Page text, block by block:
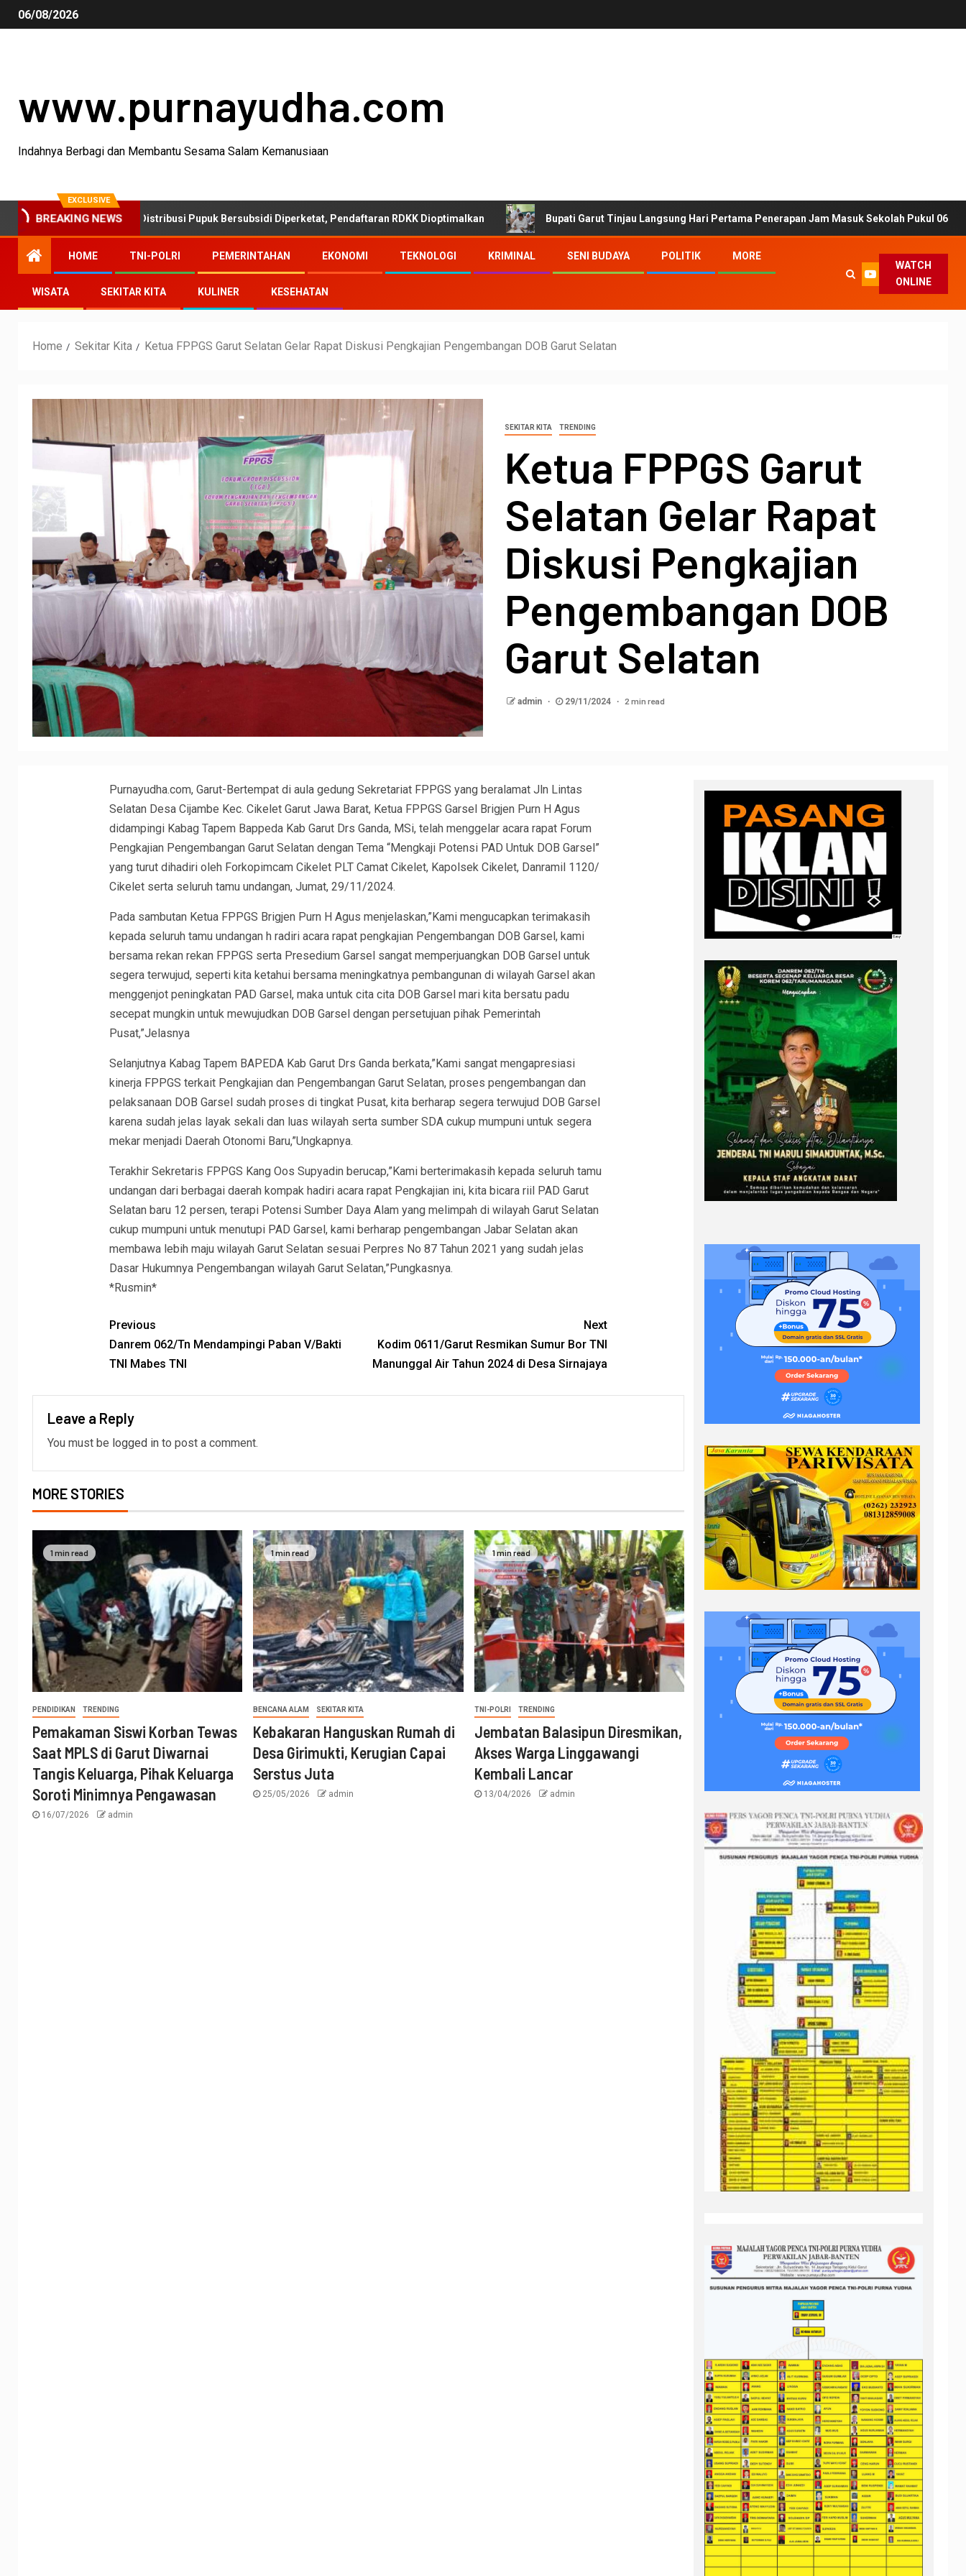
06/08/2026
www.purnayudha.com
Indahnya Berbagi dan Membantu Sesama Salam Kemanusiaan
EXCLUSIVE
BREAKING NEWS
Pengawasan Distribusi Pupuk Bersubsidi Diperketat, Pendaftaran RDKK Dioptimalkan Bupati Garut Tinjau Langsung Hari Pertama Penerapan Jam Masuk Sekolah Pukul 06.30 WIB
HOME TNI-POLRI PEMERINTAHAN EKONOMI TEKNOLOGI KRIMINAL SENI BUDAYA POLITIK MORE
WISATA SEKITAR KITA KULINER KESEHATAN
WATCH
ONLINE
Home Sekitar Kita Ketua FPPGS Garut Selatan Gelar Rapat Diskusi Pengkajian Pengembangan DOB Garut Selatan
SEKITAR KITA TRENDING
Ketua FPPGS Garut
Selatan Gelar Rapat
Diskusi Pengkajian
Pengembangan DOB
Garut Selatan
admin 29/11/2024 2 min read
Purnayudha.com, Garut-Bertempat di aula gedung Sekretariat FPPGS yang beralamat Jln Lintas
Selatan Desa Cijambe Kec. Cikelet Garut Jawa Barat, Ketua FPPGS Garsel Brigjen Purn H Agus
didampingi Kabag Tapem Bappeda Kab Garut Drs Ganda, MSi, telah menggelar acara rapat Forum
Pengkajian Pengembangan Garut Selatan dengan Tema “Mengkaji Potensi PAD Untuk DOB Garsel”
yang turut dihadiri oleh Forkopimcam Cikelet PLT Camat Cikelet, Kapolsek Cikelet, Danramil 1120/
Cikelet serta seluruh tamu undangan, Jumat, 29/11/2024.
Pada sambutan Ketua FPPGS Brigjen Purn H Agus menjelaskan,”Kami mengucapkan terimakasih
kepada seluruh tamu undangan h radiri acara rapat pengkajian Pengembangan DOB Garsel, kami
bersama rekan rekan FPPGS serta Presedium Garsel sangat memperjuangkan DOB Garsel untuk
segera terwujud, seperti kita ketahui bersama meningkatnya pembangunan di wilayah Garsel akan
menggenjot peningkatan PAD Garsel, maka untuk cita cita DOB Garsel mari kita bersatu padu
secepat mungkin untuk mewujudkan DOB Garsel dengan persetujuan pihak Pemerintah
Pusat,”Jelasnya
Selanjutnya Kabag Tapem BAPEDA Kab Garut Drs Ganda berkata,”Kami sangat mengapresiasi
kinerja FPPGS terkait Pengkajian dan Pengembangan Garut Selatan, proses pengembangan dan
pelaksanaan DOB Garsel sudah proses di tingkat Pusat, kita berharap segera terwujud DOB Garsel
karena sudah jelas layak sekali dan luas wilayah serta sumber SDA cukup mumpuni untuk segera
mekar menjadi Daerah Otonomi Baru,”Ungkapnya.
Terakhir Sekretaris FPPGS Kang Oos Supyadin berucap,”Kami berterimakasih kepada seluruh tamu
undangan dari berbagai daerah kompak hadiri acara rapat Pengkajian ini, kita bicara riil PAD Garut
Selatan baru 12 persen, terapi Potensi Sumber Daya Alam yang melimpah di wilayah Garut Selatan
cukup mumpuni untuk menutupi PAD Garsel, kami berharap pengembangan Jabar Selatan akan
membawa lebih maju wilayah Garut Selatan sesuai Perpres No 87 Tahun 2021 yang sudah jelas
Dasar Hukumnya Pengembangan wilayah Garut Selatan,”Pungkasnya.
*Rusmin*
Previous
Danrem 062/Tn Mendampingi Paban V/Bakti
TNI Mabes TNI
Next
Kodim 0611/Garut Resmikan Sumur Bor TNI
Manunggal Air Tahun 2024 di Desa Sirnajaya
Leave a Reply
You must be logged in to post a comment.
MORE STORIES
1 min read
PENDIDIKAN TRENDING
Pemakaman Siswi Korban Tewas
Saat MPLS di Garut Diwarnai
Tangis Keluarga, Pihak Keluarga
Soroti Minimnya Pengawasan
16/07/2026 admin
1 min read
BENCANA ALAM SEKITAR KITA
Kebakaran Hanguskan Rumah di
Desa Girimukti, Kerugian Capai
Serstus Juta
25/05/2026 admin
1 min read
TNI-POLRI TRENDING
Jembatan Balasipun Diresmikan,
Akses Warga Linggawangi
Kembali Lancar
13/04/2026 admin